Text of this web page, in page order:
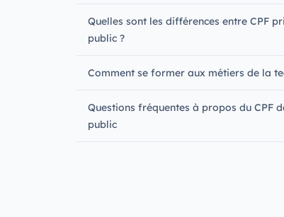
Quelles sont les différences entre CPF
public ?
Comment se former aux métiers de la
Questions fréquentes à propos du CPF
public